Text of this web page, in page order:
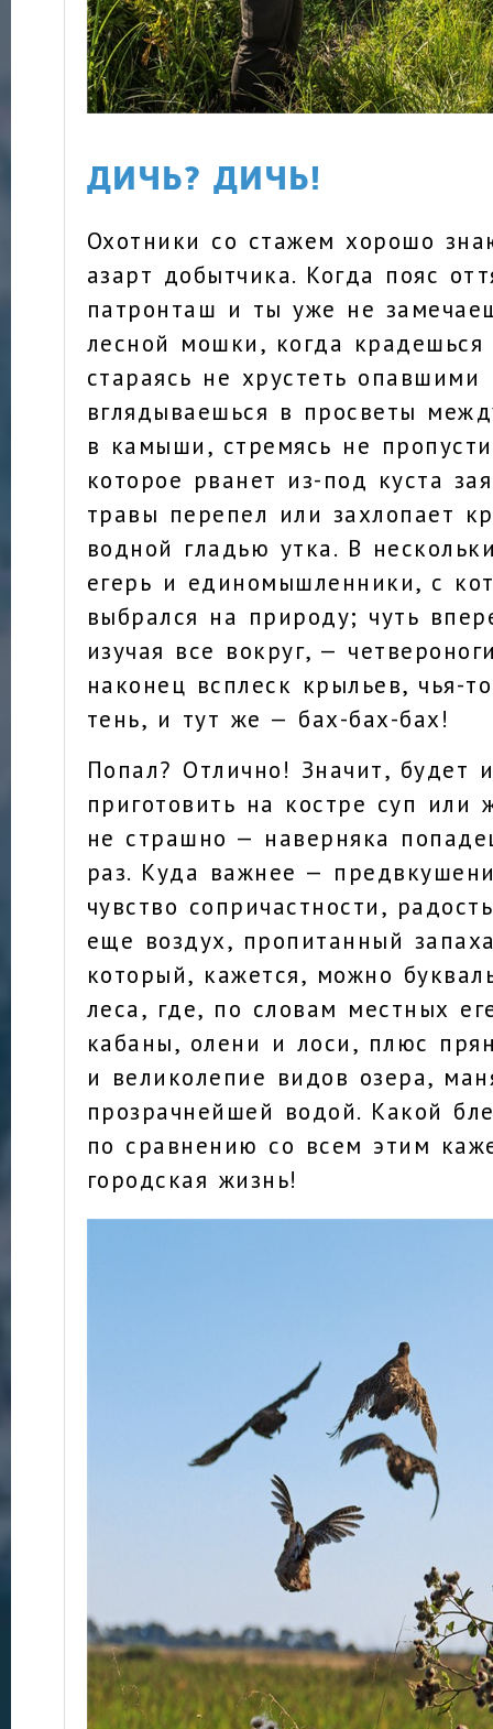
ДИЧЬ? ДИЧЬ!
Охотники со стажем хорошо
азарт добытчика. Когда пояс
патронташ и ты уже не
лесной мошки, когда
стараясь не хрустеть опавшими
вглядываешься в просветы
в камыши, стремясь не
которое рванет из-под куста
травы перепел или захлопает
водной гладью утка. В
егерь и единомышленники, с
выбрался на природу; чуть
изучая все вокруг, —
наконец всплеск крыльев, чья-
тень, и тут же — бах-бах-бах!
Попал? Отлично! Значит, будет
приготовить на костре суп или
не страшно — наверняка
раз. Куда важнее —
чувство сопричастности,
еще воздух, пропитанный
который, кажется, можно
леса, где, по словам местных
кабаны, олени и лоси, плюс
и великолепие видов озера,
прозрачнейшей водой. Какой
по сравнению со всем этим
городская жизнь!